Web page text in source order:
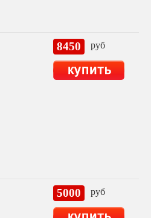
8450 руб
5000 руб